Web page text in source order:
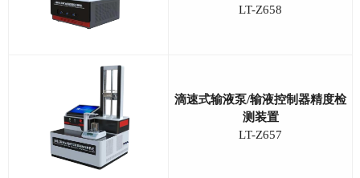
LT-Z658
滴速式输液泵/输液控制器精度检
测装置
LT-Z657